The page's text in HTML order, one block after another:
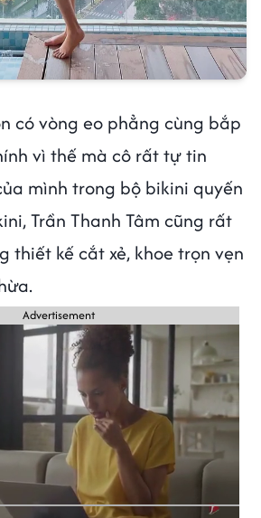
có vòng eo phẳng cùng bắp
vì thế mà cô rất tự tin
mình trong bộ bikini quyến
Trần Thanh Tâm cũng rất
thiết kế cắt xẻ, khoe trọn vẹn
Advertisement